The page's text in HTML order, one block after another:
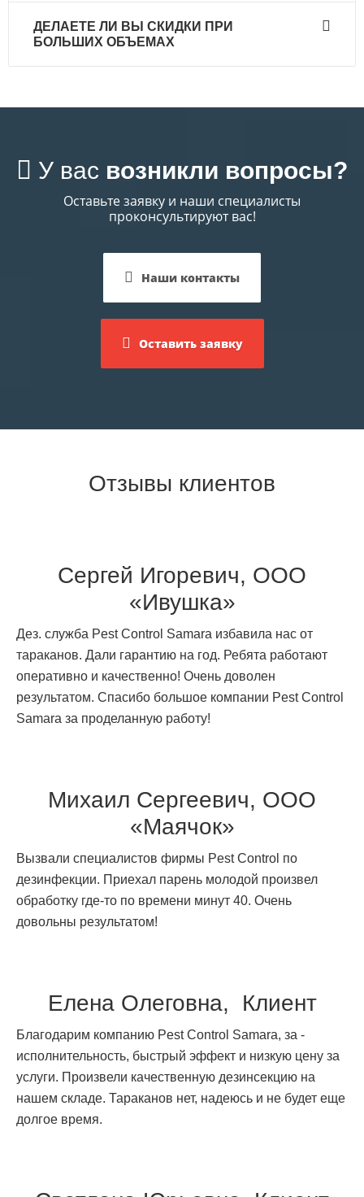
и юридическими лицами.
ДЕЛАЕТЕ ЛИ ВЫ СКИДКИ ПРИ
БОЛЬШИХ ОБЪЕМАХ
У вас возникли вопросы?
Оставьте заявку и наши специалисты
проконсультируют вас!
Наши контакты
Оставить заявку
Отзывы клиентов
Сергей Игоревич, ООО
«Ивушка»
Дез. служба Pest Control Samara избавила нас от
тараканов. Дали гарантию на год. Ребята работают
оперативно и качественно! Очень доволен
результатом. Спасибо большое компании Pest Control
Samara за проделанную работу!
Михаил Сергеевич, ООО
«Маячок»
Вызвали специалистов фирмы Pest Control по
дезинфекции. Приехал парень молодой произвел
обработку где-то по времени минут 40. Очень
довольны результатом!
Елена Олеговна, Клиент
Благодарим компанию Pest Control Samara, за -
исполнительность, быстрый эффект и низкую цену за
услуги. Произвели качественную дезинсекцию на
нашем складе. Тараканов нет, надеюсь и не будет еще
долгое время.